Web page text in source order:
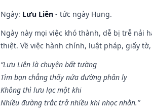
Ngày: Lưu Liên - tức ngày Hung.
Ngày này mọi việc khó thành, dễ bị trễ nải
thiệt. Về việc hành chính, luật pháp, giấy
“Lưu Liên là chuyện bất tường
Tìm bạn chẳng thấy nửa đường phân ly
Không thì lưu lạc một khi
Nhiều đường trắc trở nhiều khi nhọc nhằn.”